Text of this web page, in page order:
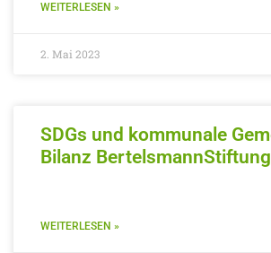
WEITERLESEN »
2. Mai 2023
SDGs und kommunale
Bilanz BertelsmannStiftung
WEITERLESEN »